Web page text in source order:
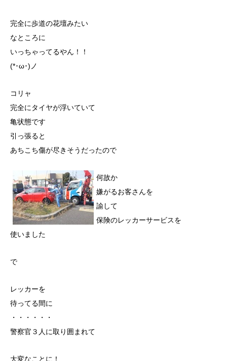
完全に歩道の花壇みたい
なところに
いっちゃってるやん！！
(*･ω･)ノ
コリャ
完全にタイヤが浮いていて
亀状態です
引っ張ると
あちこち傷が尽きそうだったので
何故か
嫌がるお客さんを
諭して
保険のレッカーサービスを
使いました
で
レッカーを
待ってる間に
・・・・・・
警察官３人に取り囲まれて
大変なことに！